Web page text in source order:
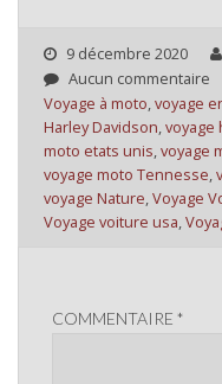
9 décembre 2020
Aucun commentaire
Voyage à moto,voyage
Harley Davidson,voyage
moto etats unis,voyage
voyage moto Tennesse,
voyage Nature,Voyage
Voyage voiture usa,
COMMENTAIRE *